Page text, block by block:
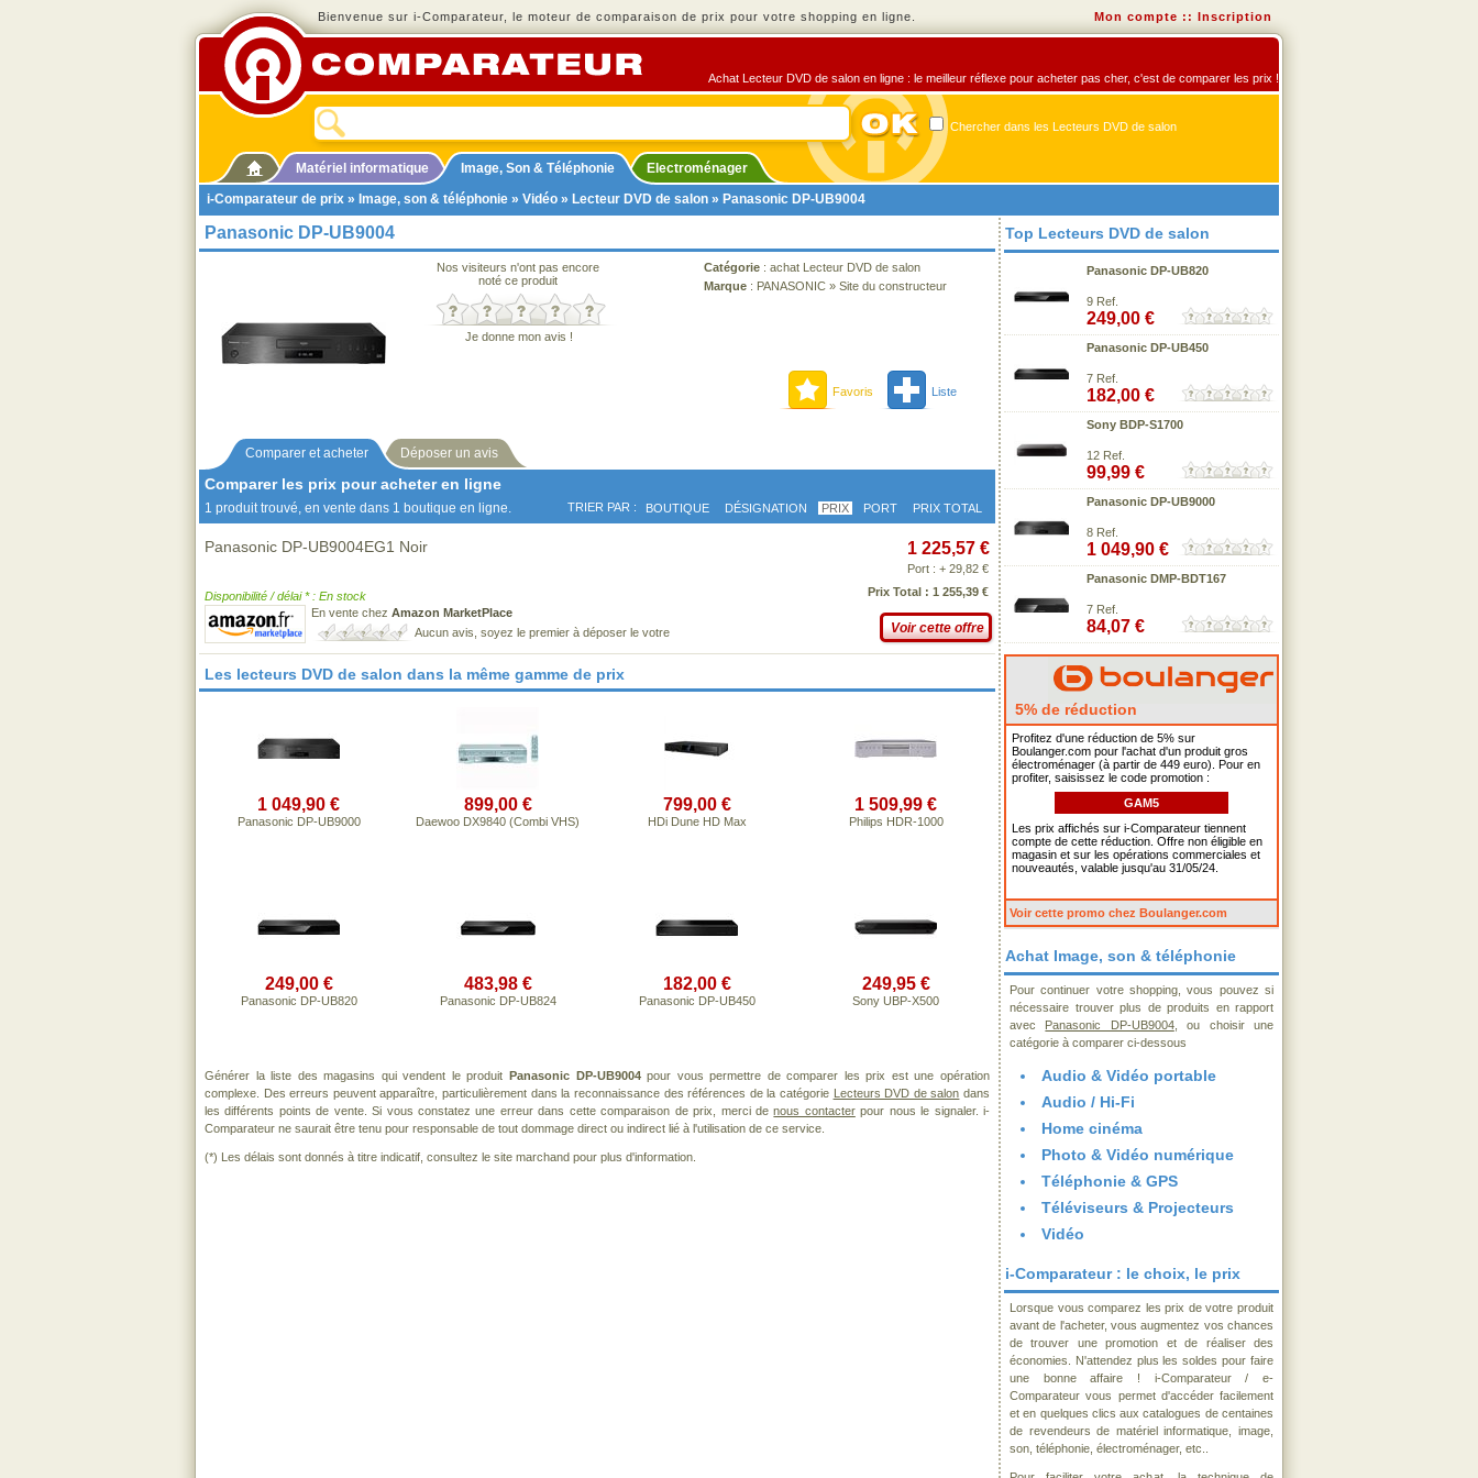
Bienvenue sur i-Comparateur, le moteur de comparaison de prix pour votre shopping en ligne. Mon compte :: Inscription
Achat Lecteur DVD de salon en ligne : le meilleur réflexe pour acheter pas cher, c'est de comparer les prix !
Chercher dans les Lecteurs DVD de salon
Matériel informatique Image, Son & Téléphonie
Electroménager
i-Comparateur de prix » Image, son & téléphonie » Vidéo » Lecteur DVD de salon » Panasonic DP-UB9004
Panasonic DP-UB9004
Nos visiteurs n'ont pas encore
noté ce produit
Je donne mon avis !
Catégorie : achat Lecteur DVD de salon
Marque : PANASONIC » Site du constructeur
Favoris Liste
Comparer et acheter Déposer un avis
Comparer les prix pour acheter en ligne
1 produit trouvé, en vente dans 1 boutique en ligne. TRIER PAR : BOUTIQUE DÉSIGNATION PRIX PORT PRIX TOTAL
Panasonic DP-UB9004EG1 Noir
Disponibilité / délai * : En stock
En vente chez Amazon MarketPlace
Aucun avis, soyez le premier à déposer le votre
1 225,57 €
Port : + 29,82 €
Prix Total : 1 255,39 €
Voir cette offre
Les lecteurs DVD de salon dans la même gamme de prix
1 049,90 €
Panasonic DP-UB9000
899,00 €
Daewoo DX9840 (Combi VHS)
799,00 €
HDi Dune HD Max
1 509,99 €
Philips HDR-1000
249,00 €
Panasonic DP-UB820
483,98 €
Panasonic DP-UB824
182,00 €
Panasonic DP-UB450
249,95 €
Sony UBP-X500
Générer la liste des magasins qui vendent le produit Panasonic DP-UB9004pour vous permettre de comparer les prix est une opération
complexe. Des erreurs peuvent apparaître, particulièrement dans la reconnaissance des références de la catégorie Lecteurs DVD de salon dans
les différents points de vente. Si vous constatez une erreur dans cette comparaison de prix, merci denous contacterpour nous le signaler. i-
Comparateur ne saurait être tenu pour responsable de tout dommage direct ou indirect lié à l'utilisation de ce service.
(*) Les délais sont donnés à titre indicatif, consultez le site marchand pour plus d'information.
Top Lecteurs DVD de salon
Panasonic DP-UB820
9 Ref.
249,00 €
Panasonic DP-UB450
7 Ref.
182,00 €
Sony BDP-S1700
12 Ref.
99,99 €
Panasonic DP-UB9000
8 Ref.
1 049,90 €
Panasonic DMP-BDT167
7 Ref.
84,07 €
5% de réduction
Profitez d'une réduction de 5% sur
Boulanger.com pour l'achat d'un produit gros
électroménager (à partir de 449 euro). Pour en
profiter, saisissez le code promotion :
GAM5
Les prix affichés sur i-Comparateur tiennent
compte de cette réduction. Offre non éligible en
magasin et sur les opérations commerciales et
nouveautés, valable jusqu'au 31/05/24.
Voir cette promo chez Boulanger.com
Achat Image, son & téléphonie
Pour continuer votre shopping, vous pouvez si
nécessaire trouver plus de produits en rapport
avec Panasonic DP-UB9004, ou choisir une
catégorie à comparer ci-dessous
Audio & Vidéo portable
Audio / Hi-Fi
Home cinéma
Photo & Vidéo numérique
Téléphonie & GPS
Téléviseurs & Projecteurs
Vidéo
i-Comparateur : le choix, le prix
Lorsque vous comparez les prix de votre produit
avant de l'acheter, vous augmentez vos chances
de trouver une promotion et de réaliser des
économies. N'attendez plus les soldes pour faire
une bonne affaire ! i-Comparateur / e-
Comparateur vous permet d'accéder facilement
et en quelques clics aux catalogues de centaines
de revendeurs de matériel informatique, image,
son, téléphonie, électroménager, etc..